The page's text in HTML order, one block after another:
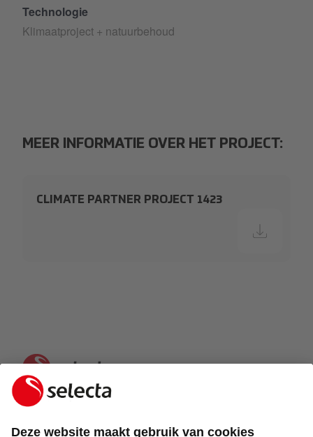
Technologie
Klimaatproject + natuurbehoud
MEER INFORMATIE OVER HET PROJECT:
CLIMATE PARTNER PROJECT 1423